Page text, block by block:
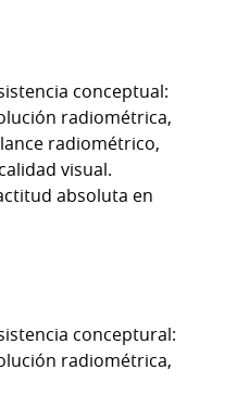
conceptual:
radiométrica,
radiométrico,
visual.
absoluta en
conceptural:
radiométrica,